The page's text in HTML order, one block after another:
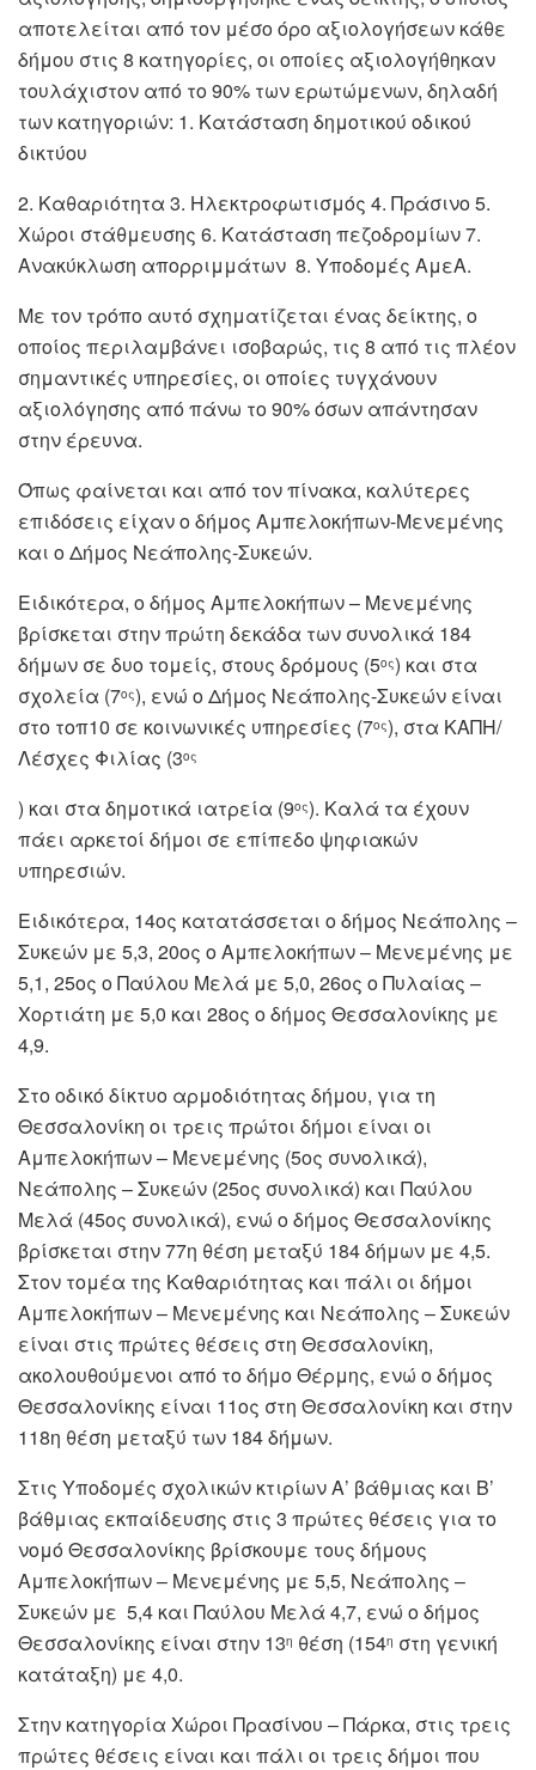
αποτελείται από τον μέσο όρο αξιολογήσεων κάθε
δήμου στις 8 κατηγορίες, οι οποίες αξιολογήθηκαν
τουλάχιστον από το 90% των ερωτώμενων, δηλαδή
των κατηγοριών: 1. Κατάσταση δημοτικού οδικού
δικτύου
2. Καθαριότητα 3. Ηλεκτροφωτισμός 4. Πράσινο 5.
Χώροι στάθμευσης 6. Κατάσταση πεζοδρομίων 7.
Ανακύκλωση απορριμμάτων 8. Υποδομές ΑμεΑ.
Με τον τρόπο αυτό σχηματίζεται ένας δείκτης, ο
οποίος περιλαμβάνει ισοβαρώς, τις 8 από τις πλέον
σημαντικές υπηρεσίες, οι οποίες τυγχάνουν
αξιολόγησης από πάνω το 90% όσων απάντησαν
στην έρευνα.
Όπως φαίνεται και από τον πίνακα, καλύτερες
επιδόσεις είχαν ο δήμος Αμπελοκήπων-Μενεμένης
και ο Δήμος Νεάπολης-Συκεών.
Ειδικότερα, ο δήμος Αμπελοκήπων – Μενεμένης
βρίσκεται στην πρώτη δεκάδα των συνολικά 184
δήμων σε δυο τομείς, στους δρόμους (5ος) και στα
σχολεία (7ος), ενώ ο Δήμος Νεάπολης-Συκεών είναι
στο τοπ10 σε κοινωνικές υπηρεσίες (7ος), στα ΚΑΠΗ/
Λέσχες Φιλίας (3ος
) και στα δημοτικά ιατρεία (9ος). Καλά τα έχουν
πάει αρκετοί δήμοι σε επίπεδο ψηφιακών
υπηρεσιών.
Ειδικότερα, 14ος κατατάσσεται ο δήμος Νεάπολης –
Συκεών με 5,3, 20ος ο Αμπελοκήπων – Μενεμένης με
5,1, 25ος ο Παύλου Μελά με 5,0, 26ος ο Πυλαίας –
Χορτιάτη με 5,0 και 28ος ο δήμος Θεσσαλονίκης με
4,9.
Στο οδικό δίκτυο αρμοδιότητας δήμου, για τη
Θεσσαλονίκη οι τρεις πρώτοι δήμοι είναι οι
Αμπελοκήπων – Μενεμένης (5ος συνολικά),
Νεάπολης – Συκεών (25ος συνολικά) και Παύλου
Μελά (45ος συνολικά), ενώ ο δήμος Θεσσαλονίκης
βρίσκεται στην 77η θέση μεταξύ 184 δήμων με 4,5.
Στον τομέα της Καθαριότητας και πάλι οι δήμοι
Αμπελοκήπων – Μενεμένης και Νεάπολης – Συκεών
είναι στις πρώτες θέσεις στη Θεσσαλονίκη,
ακολουθούμενοι από το δήμο Θέρμης, ενώ ο δήμος
Θεσσαλονίκης είναι 11ος στη Θεσσαλονίκη και στην
118η θέση μεταξύ των 184 δήμων.
Στις Υποδομές σχολικών κτιρίων Α’ βάθμιας και Β’
βάθμιας εκπαίδευσης στις 3 πρώτες θέσεις για το
νομό Θεσσαλονίκης βρίσκουμε τους δήμους
Αμπελοκήπων – Μενεμένης με 5,5, Νεάπολης –
Συκεών με 5,4 και Παύλου Μελά 4,7, ενώ ο δήμος
Θεσσαλονίκης είναι στην 13η θέση (154η στη γενική
κατάταξη) με 4,0.
Στην κατηγορία Χώροι Πρασίνου – Πάρκα, στις τρεις
πρώτες θέσεις είναι και πάλι οι τρεις δήμοι που